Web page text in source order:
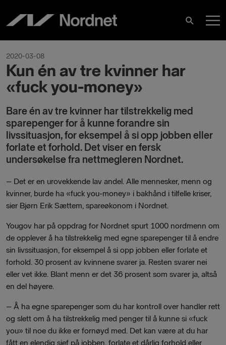
content
Search
2020-03-08
Kun én av tre kvinner har
«fuck you-money»
Bare én av tre kvinner har tilstrekkelig med
sparepenger for å kunne forandre sin
livssituasjon, for eksempel å si opp jobben eller
forlate et forhold. Det viser en fersk
undersøkelse fra nettmegleren Nordnet.
– Det er en urovekkende lav andel. Alle mennesker, menn og
kvinner, burde ha «fuck you-money» i bakhånd i tilfelle kriser,
sier Bjørn Erik Sættem, spareøkonom i Nordnet.
Yougov har på oppdrag for Nordnet spurt 1000 nordmenn om
de opplever å ha tilstrekkelig med egne sparepenger til å endre
sin livssituasjon, for eksempel å si opp jobben eller forlate et
forhold. 30 prosent av kvinnene svarer ja. Resten svarer nei
eller vet ikke. Blant menn er det 36 prosent som svarer ja, altså
en del høyere.
– Å ha egne sparepenger som du har kontroll over handler rett
og slett om å ha tilstrekkelig med penger til å kunne si «fuck
you» til noe du ikke er fornøyd med. Det kan være at du har
fått en elendig sjef på jobben, forlate et dårlig forhold eller